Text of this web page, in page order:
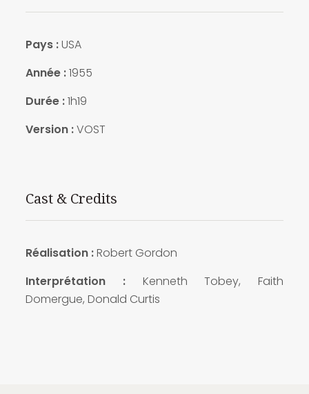
Pays :USA
Année :1955
Durée :1h19
Version :VOST
Cast & Credits
Réalisation :Robert Gordon
Interprétation :Kenneth Tobey, Faith
Domergue, Donald Curtis